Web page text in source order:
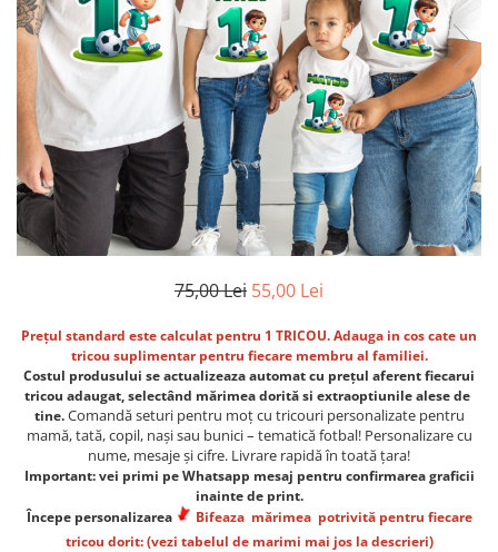
Cadouri barbati
Seturi cadou barbati
Seturi cadou barbati portofel si curea
Ceasuri pentru EL
Cadouri craciun barbati
Cadouri personalizate barbati
Cadouri copii
Caciuli copii
Cadouri copii 1 an
Cadouri craciun copii
Colectia Disney
Sticlă pentru apa Personalizată
Sepci personalizate
Seturi cadou pentru copii KID's Collection
Lenjerii de pat pentru copii
Cadouri Cuplu
Etichete scolare
Sepci personalizate
Bannere personalizate scoli si gradinite
Caserole personalizate sandwich
Saculeti personalizati
Sticla de apa personalizata
Agende si caiete personalizate
75,00 Lei 55,00 Lei
Prețul standard este calculat pentru 1 TRICOU. Adauga in cos cate un
tricou suplimentar pentru fiecare membru al familiei.
Costul produsului seactualizeazaautomatcu prețul aferent fiecarui
tricou adaugat,selectând mărimeadorităsi extraoptiunile alese de
tine.Comandă seturi pentru moț cu tricouri personalizate pentru
mamă, tată, copil, nași sau bunici – tematică fotbal! Personalizare cu
nume, mesaje și cifre. Livrare rapidă în toată țara!
Important: vei primi pe Whatsapp mesaj pentru confirmarea graficii
inainte de print.
Începe personalizarea
Bifeaza mărimea potrivităpentru fiecare
tricou dorit: (vezi tabelul de marimi mai jos la descrieri)